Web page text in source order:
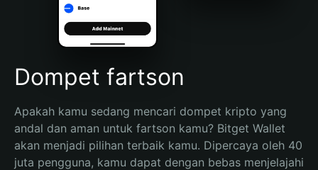
Português (Brasil)
Español (Argentina)
Dompet fartson
Apakah kamu sedang mencari dompet kripto yang
andal dan aman untuk fartson kamu? Bitget Wallet
akan menjadi pilihan terbaik kamu. Dipercaya oleh 40
juta pengguna, kamu dapat dengan bebas menjelajahi